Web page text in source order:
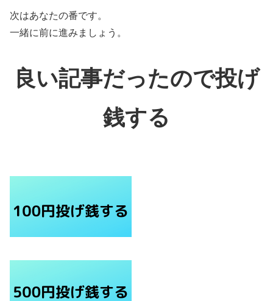
次はあなたの番です。
一緒に前に進みましょう。
良い記事だったので投げ
銭する